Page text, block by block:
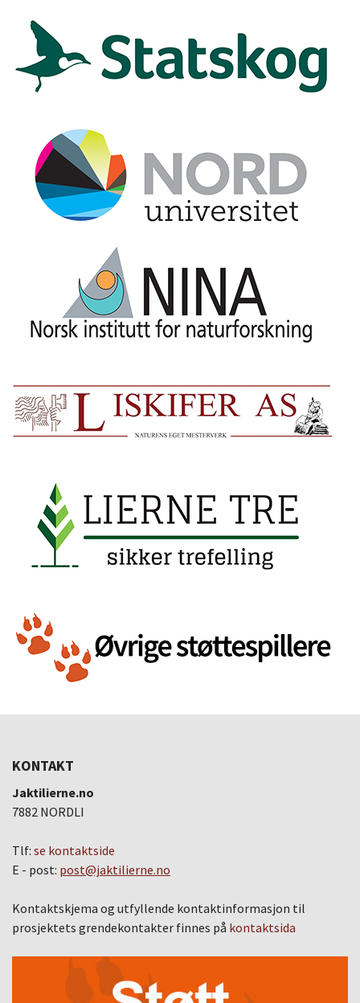
KONTAKT
Jaktilierne.no
7882 NORDLI
Tlf: se kontaktside
E - post: post@jaktilierne.no
Kontaktskjema og utfyllende kontaktinformasjon til
prosjektets grendekontakter finnes på kontaktsida